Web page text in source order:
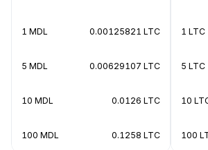
1 MDL 0.00125821 LTC
5 MDL 0.00629107 LTC
10 MDL 0.0126 LTC
100 MDL 0.1258 LTC
1 LTC
5 LTC
10
100